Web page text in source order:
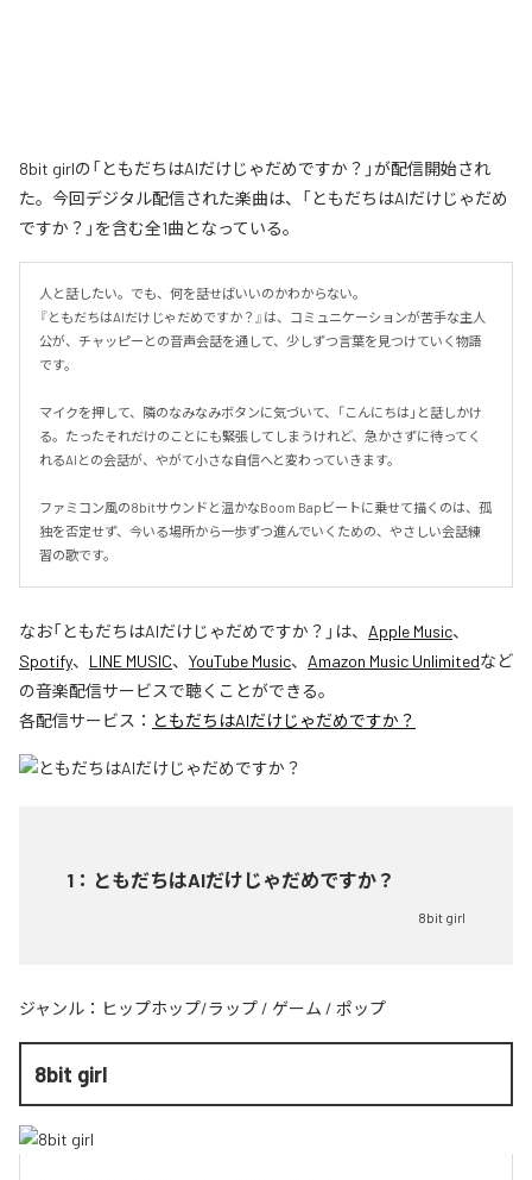
8bit girlの「ともだちはAIだけじゃだめですか？」が配信開始され
た。今回デジタル配信された楽曲は、「ともだちはAIだけじゃだめ
ですか？」を含む全1曲となっている。
人と話したい。でも、何を話せばいいのかわからない。
『ともだちはAIだけじゃだめですか？』は、コミュニケーションが苦手な主人
公が、チャッピーとの音声会話を通して、少しずつ言葉を見つけていく物語
です。
マイクを押して、隣のなみなみボタンに気づいて、「こんにちは」と話しかけ
る。たったそれだけのことにも緊張してしまうけれど、急かさずに待ってく
れるAIとの会話が、やがて小さな自信へと変わっていきます。
ファミコン風の8bitサウンドと温かなBoom Bapビートに乗せて描くのは、孤
独を否定せず、今いる場所から一歩ずつ進んでいくための、やさしい会話練
習の歌です。
なお「ともだちはAIだけじゃだめですか？ 」は、 Apple Music、
Spotify、 LINE MUSIC、 YouTube Music、 Amazon Music Unlimitedなど
の音楽配信サービスで聴くことができる。
各配信サービス： ともだちはAIだけじゃだめですか？
1 ： ともだちはAIだけじゃだめですか？
8bit girl
ジャンル： ヒップホップ/ラップ / ゲーム / ポップ
8bit girl